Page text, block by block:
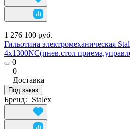
1 276 100 руб.
Гильотина электромеханическая
4х1300NC(пнев.стол
0
0
Доставка
Под заказ
Бренд: Stalex